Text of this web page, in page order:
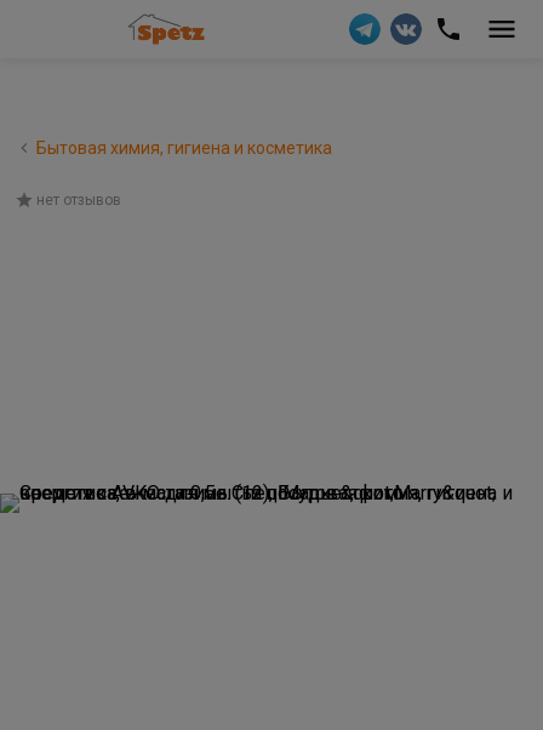
Бытовая химия, гигиена и косметика
нет отзывов